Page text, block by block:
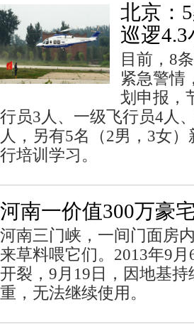
北京：
巡逻4.3
目前，8
紧急警情
划申报，
行员3人、一级飞行员4人
人，另有5名（2男，3女
行培训学习。
河南一价值300万豪
河南三门峡，一间门面房
来草料喂它们。2013年9
开裂，9月19日，因地基
重，无法继续使用。